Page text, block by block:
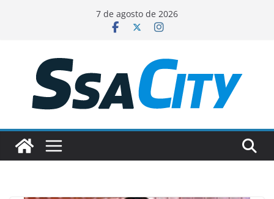
conteúdo
7 de agosto de 2026